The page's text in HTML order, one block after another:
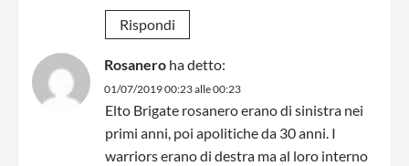
Rispondi
Rosanero ha detto:
01/07/2019 00:23 alle 00:23
Elto Brigate rosanero erano di sinistra nei
primi anni, poi apolitiche da 30 anni. I
warriors erano di destra ma al loro interno